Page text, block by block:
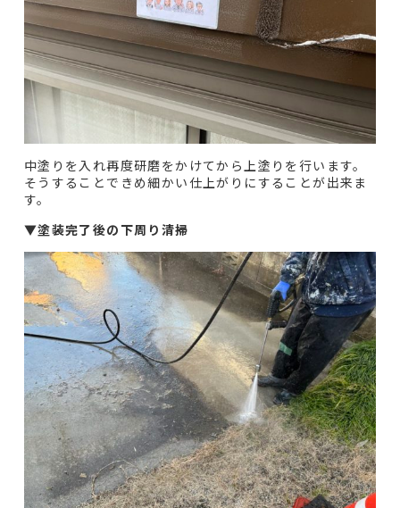
中塗りを入れ再度研磨をかけてから上塗りを行います。
そうすることできめ細かい仕上がりにすることが出来ま
す。
▼塗装完了後の下周り清掃